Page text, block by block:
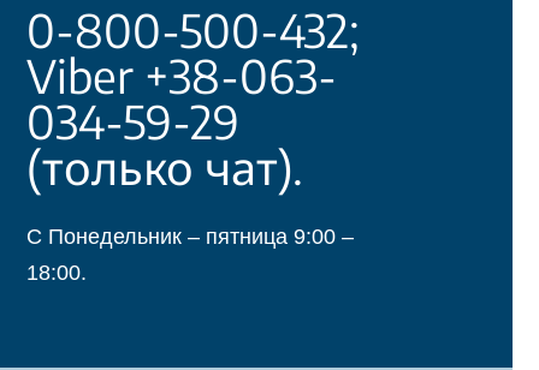
0-800-500-432;
Viber +38-063-
034-59-29
(только чат).
С Понедельник – пятница 9:00 –
18:00.